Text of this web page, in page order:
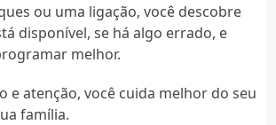
ou uma ligação, você descobre
disponível, se há algo errado, e
melhor.
e atenção, você cuida melhor do seu
família.